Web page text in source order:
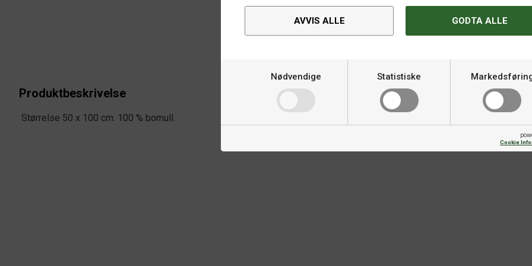
AVVIS ALLE GODTA ALLE
Nødvendige Statistiske
Cookie
Produktbeskrivelse
Størrelse 50 x 100 cm. 100 % bomull.
Spesifikasjoner
Varemerke